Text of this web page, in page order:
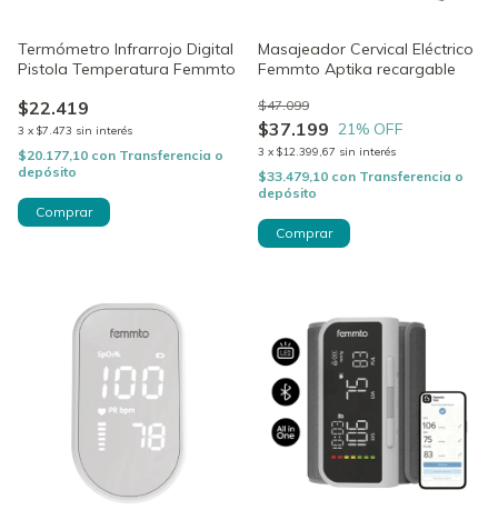
Termómetro Infrarrojo Digital
Pistola Temperatura Femmto
$22.419
3 x $7.473 sin interés
$20.177,10 con Transferencia o
depósito
Masajeador Cervical Eléctrico
Femmto Aptika recargable
$37.199
$47.099
21% OFF
3 x $12.399,67 sin interés
$33.479,10 con Transferencia o
depósito